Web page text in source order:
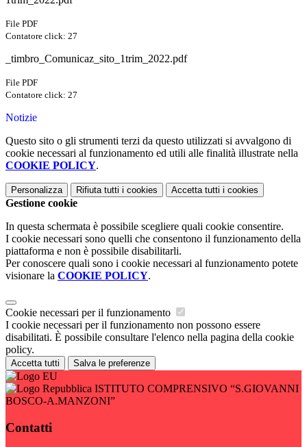
File PDF
Contatore click: 27
_timbro_Comunicaz_sito_1trim_2022.pdf
File PDF
Contatore click: 27
Notizie
Questo sito o gli strumenti terzi da questo utilizzati si avvalgono di
cookie necessari al funzionamento ed utili alle finalità illustrate nella
COOKIE POLICY.
Personalizza Rifiuta tutti i cookies Accetta tutti i cookies
Gestione cookie
In questa schermata è possibile scegliere quali cookie consentire.
I cookie necessari sono quelli che consentono il funzionamento della
piattaforma e non è possibile disabilitarli.
Per conoscere quali sono i cookie necessari al funzionamento potete
visionare la COOKIE POLICY.
Cookie necessari per il funzionamento
I cookie necessari per il funzionamento non possono essere
disabilitati. È possibile consultare l'elenco nella pagina della cookie
policy.
Accetta tutti Salva le preferenze
ISTITUTO COMPRENSIVO “S.GIOVANNI
BOSCO-A.MANZONI”
Contatti